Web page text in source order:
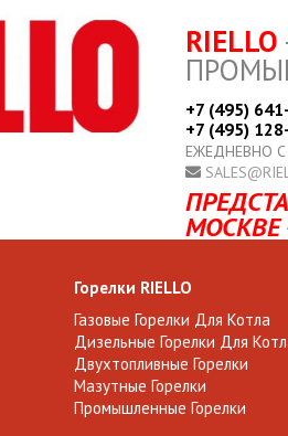
RIELLO
+7 (495)
+7 (495)
ЕЖЕДНЕВНО
МОСКВЕ
Горелки RIELLO
Газовые Горелки Для Котла
Дизельные Горелки Для
Двухтопливные Горелки
Мазутные Горелки
Промышленные Горелки